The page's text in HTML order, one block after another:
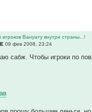
Вануату внутри страны...!
09 фев 2008, 23:24
сабж. Чтобы игроки по